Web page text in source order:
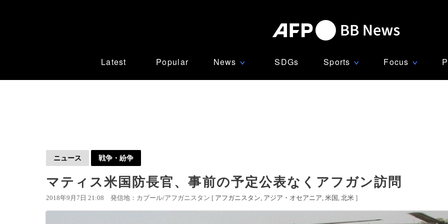
Latest Popular News ∨ SDGs Sports ∨ Focus ∨
ニュース 戦争・紛争
マティス米国防長官、事前の予定公表なくアフガン訪問
2018年9月7日 21:08 発信地：カブール/アフガニスタン [ アフガニスタン アジア・オセアニア 米国 北米 ]